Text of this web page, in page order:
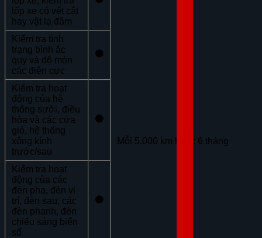
Mỗi 5.000 km hoặc 6 tháng
lốp xe có vết cắt
hay vật lạ đâm
Kiểm tra tình
trạng bình ắc
quy và độ mòn
các điện cực
⚫
Kiểm tra hoạt
động của hệ
thống sưởi, điều
hòa và các cửa
gió, hệ thống
xông kính
trước/sau
⚫
Kiểm tra hoạt
động của các
đèn pha, đèn vị
trí, đèn sau, các
đèn phanh, đèn
chiếu sáng biển
số
⚫